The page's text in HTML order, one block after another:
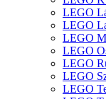
LEGO
LEGO
LEGO
LEGO
LEGO
LEGO
LEGO